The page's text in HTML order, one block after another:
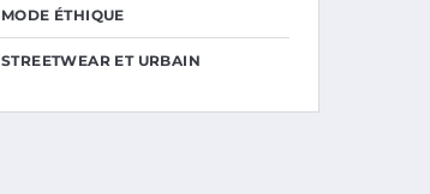
MODE ÉTHIQUE
STREETWEAR ET URBAIN